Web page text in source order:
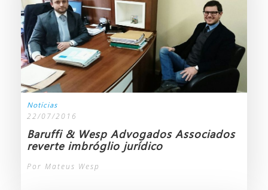
Notícias
22/07/2016
Baruffi & Wesp Advogados Associados
reverte imbróglio jurídico
Por Mateus Wesp